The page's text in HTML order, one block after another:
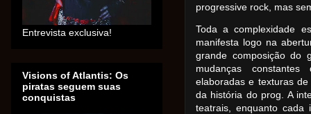
progressive rock, mas
Toda a complexidade
manifesta logo na
grande composição do
mudanças constantes
elaboradas e texturas
da história do prog. A
teatrais, enquanto cada
Entrevista exclusiva!
Visions of Atlantis: Os
piratas seguem suas
conquistas